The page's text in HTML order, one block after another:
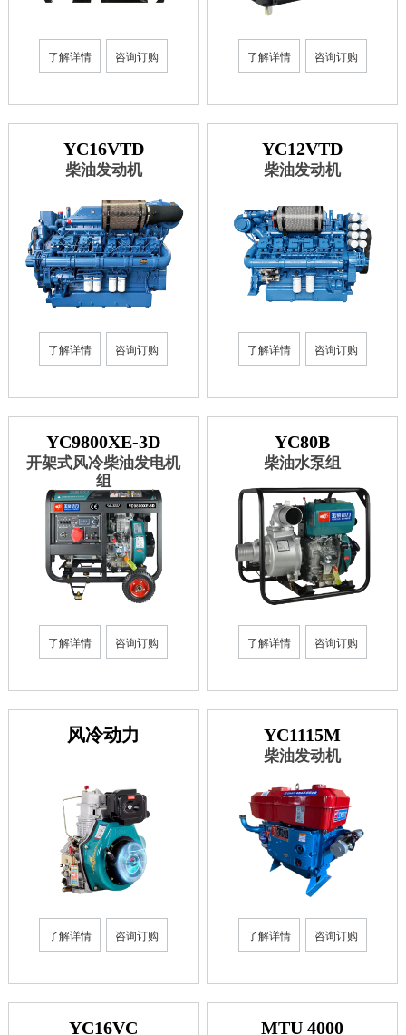
了解详情 咨询订购 了解详情 咨询订购
YC16VTD
柴油发动机
了解详情 咨询订购
YC12VTD
柴油发动机
了解详情 咨询订购
YC9800XE-3D
开架式风冷柴油发电机
组
了解详情 咨询订购
YC80B
柴油水泵组
了解详情 咨询订购
风冷动力
了解详情 咨询订购
YC1115M
柴油发动机
了解详情 咨询订购
YC16VC MTU 4000